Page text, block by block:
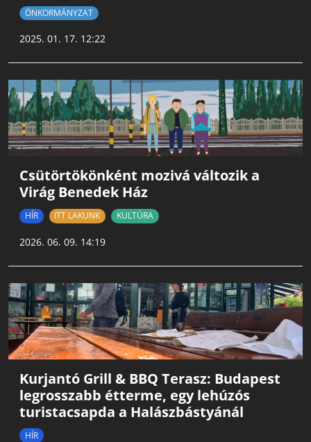
ÖNKORMÁNYZAT
2025. 01. 17. 12:22
Csütörtökönként mozivá változik a
Virág Benedek Ház
HÍR ITT LAKUNK KULTÚRA
2026. 06. 09. 14:19
Kurjantó Grill & BBQ Terasz: Budapest
legrosszabb étterme, egy lehúzós
turistacsapda a Halászbástyánál
HÍR